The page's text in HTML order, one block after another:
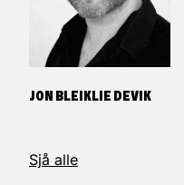
JON BLEIKLIE DEVIK
Sjå alle